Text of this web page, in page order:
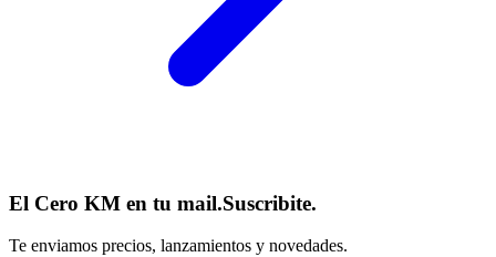
El Cero KM en tu mail.Suscribite.
Te enviamos precios, lanzamientos y novedades.